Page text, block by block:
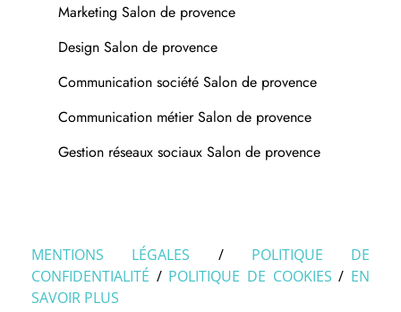
Marketing Salon de provence
Design Salon de provence
Communication société Salon de provence
Communication métier Salon de provence
Gestion réseaux sociaux Salon de provence
MENTIONS LÉGALES / POLITIQUE DE
CONFIDENTIALITÉ / POLITIQUE DE COOKIES / EN
SAVOIR PLUS